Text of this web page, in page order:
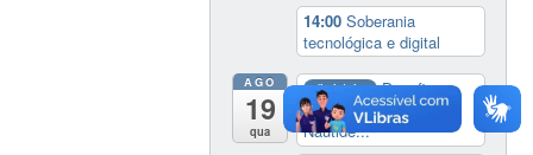
14:00Soberania
tecnológica e digital
AGO
19
qua
dia inteiro
Desafio
Universitário de
Nautide...